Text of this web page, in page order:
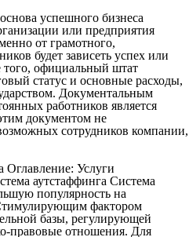
успешного бизнеса
или предприятия
от грамотного,
будет зависеть успех или
того, официальный штат
статус и основные расходы,
Документальным
работников является
документом не
сотрудников компании,
Оглавление: Услуги
аутстаффинга Система
популярность на
фактором
базы, регулирующей
правовые отношения. Для